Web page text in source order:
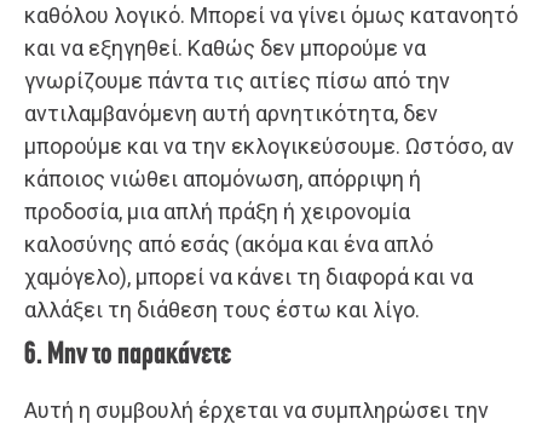
καθόλου λογικό. Μπορεί να γίνει όμως κατανοητό
και να εξηγηθεί. Καθώς δεν μπορούμε να
γνωρίζουμε πάντα τις αιτίες πίσω από την
αντιλαμβανόμενη αυτή αρνητικότητα, δεν
μπορούμε και να την εκλογικεύσουμε. Ωστόσο, αν
κάποιος νιώθει απομόνωση, απόρριψη ή
προδοσία, μια απλή πράξη ή χειρονομία
καλοσύνης από εσάς (ακόμα και ένα απλό
χαμόγελο), μπορεί να κάνει τη διαφορά και να
αλλάξει τη διάθεση τους έστω και λίγο.
6. Μην το παρακάνετε
Αυτή η συμβουλή έρχεται να συμπληρώσει την